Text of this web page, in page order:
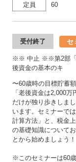
定員 60
受付終了 セ
※※ 中止 ※※第2部「
後資金の基本のキ
〜60歳時の目標貯蓄
「老後資金は2,000
だけが独り歩きしま
います。セミナーで
計算方法」と、税金
の基礎知識について
とから始めましょう
※このセミナーは60